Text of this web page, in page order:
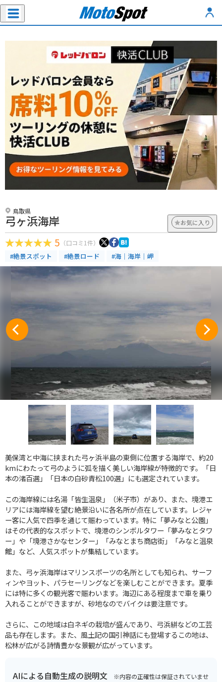
鳥取県
弓ヶ浜海岸 お気に入り
5 （口コミ1件）
#絶景スポット #絶景ロード #海｜海岸｜岬
美保湾と中海に挟まれた弓ヶ浜半島の東側に位置する海岸で、約20
kmにわたって弓のように弧を描く美しい海岸線が特徴的です。「日
本の渚百選」「日本の白砂青松100選」にも選定されています。
この海岸線には名湯「皆生温泉」（米子市）があり、また、境港エ
リアには海岸線を望む絶景沿いに各名所が点在しています。レジャ
ー客に人気で四季を通じて賑わっています。特に「夢みなと公園」
はその代表的なスポットで、境港のシンボルタワー「夢みなとタワ
ー」や「境港さかなセンター」「みなとまち商店街」「みなと温泉
館」など、人気スポットが集結しています。
また、弓ヶ浜海岸はマリンスポーツの名所としても知られ、サーフ
ィンやヨット、パラセーリングなどを楽しむことができます。夏季
には特に多くの観光客で賑わいます。海辺にある程度まで車を乗り
入れることができますが、砂地なのでバイクは要注意です。
さらに、この地域は白ネギの栽培が盛んであり、弓浜絣などの工芸
品も存在します。また、風土記の国引神話にも登場するこの地は、
松林が広がる詩情豊かな景観が広がっています。
AIによる自動生成の説明文 ※内容の正確性は保証されていませ